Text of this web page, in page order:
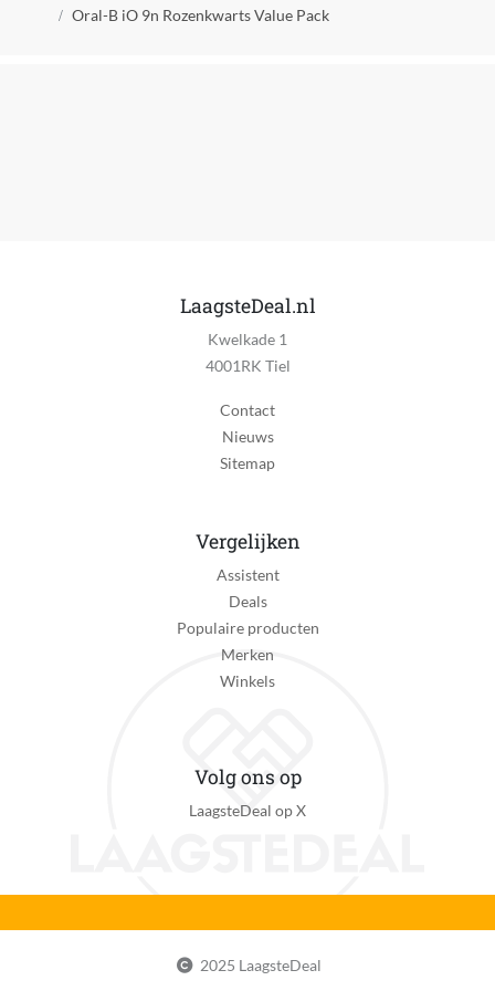
Kruimelpad
Oral-B iO 9n Rozenkwarts Value Pack
LaagsteDeal.nl
Kwelkade 1
4001RK Tiel
Contact
Nieuws
Sitemap
Vergelijken
Assistent
Deals
Populaire producten
Merken
Winkels
Volg ons op
LaagsteDeal op X
2025 LaagsteDeal